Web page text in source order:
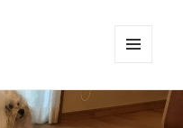
ーとウ
ィジェ
ット